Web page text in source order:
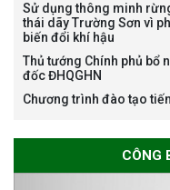
Sử dụng thông minh
thái dãy Trường Sơn vì
biến đổi khí hậu
Thủ tướng Chính phủ bổ
đốc ĐHQGHN
Chương trình đào tạo
CÔNG